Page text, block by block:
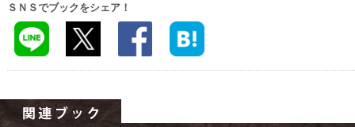
ＳＮＳでブックをシェア！
大学・専門学校ナビ
ハイスクールナビ
いきebooks